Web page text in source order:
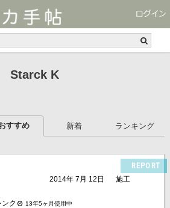
Starck K
すすめ 新着 ランキング
REPORT
2014年 7月 12日
施工
ク 13年5ヶ月使用中